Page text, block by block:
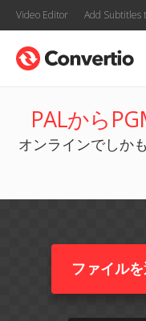
Video Editor Add Subtitles
PALから
オンラインでしか
ファイル